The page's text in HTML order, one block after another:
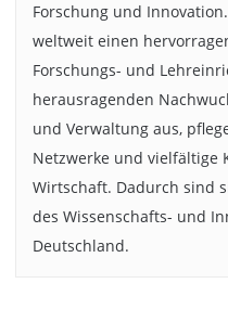
Forschung und
weltweit einen
Forschungs- und
herausragenden
und Verwaltung aus,
Netzwerke und vielfältige
Wirtschaft. Dadurch sind
des Wissenschafts- und
Deutschland.